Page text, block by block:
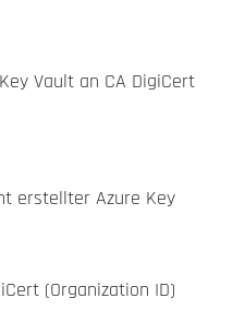
Vault an CA DigiCert
erstellter Azure Key
(Organization ID)